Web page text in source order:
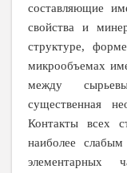
составляющие
свойства и
структуре,
микрообъемах
между
существенная
Контакты всех
наиболее
элементарных